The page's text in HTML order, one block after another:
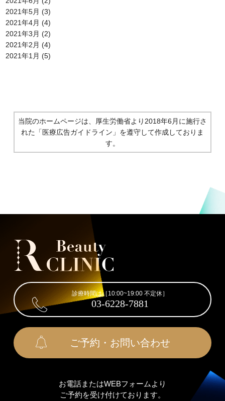
2021年5月 (3)
2021年4月 (4)
2021年3月 (2)
2021年2月 (4)
2021年1月 (5)
当院のホームページは、厚生労働省より2018年6月に施行さ
れた 「医療広告ガイドライン」を遵守して作成しておりま
す。
診療時間は［10:00~19:00 不定休］
03-6228-7881
ご予約・お問い合わせ
お電話またはWEBフォームより
ご予約を受け付けております。